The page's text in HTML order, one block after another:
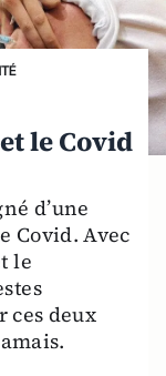
le Covid
d’une
Covid. Avec
le
ces deux